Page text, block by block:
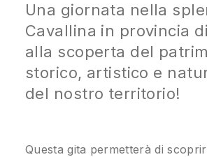
Una giornata nella
Cavallina in provincia
alla scoperta del
storico, artistico e
del nostro territorio!
Questa gita permetterà di